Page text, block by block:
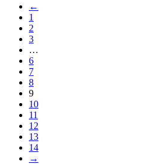
←
1
2
3
…
6
7
8
9
10
11
12
13
14
→